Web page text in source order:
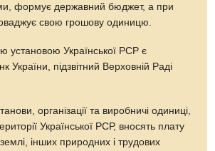
формує державний бюджет, а при
свою грошову одиницю.
установою Української РСР є
України, підзвітний Верховній Раді
організації та виробничі одиниці,
Української РСР, вносять плату
інших природних і трудових